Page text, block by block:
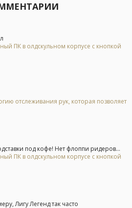
ПК в олдскульном корпусе с кнопкой
отслеживания рук, которая позволяет
под кофе! Нет флоппи ридеров...
ПК в олдскульном корпусе с кнопкой
Лигу Легенд так часто